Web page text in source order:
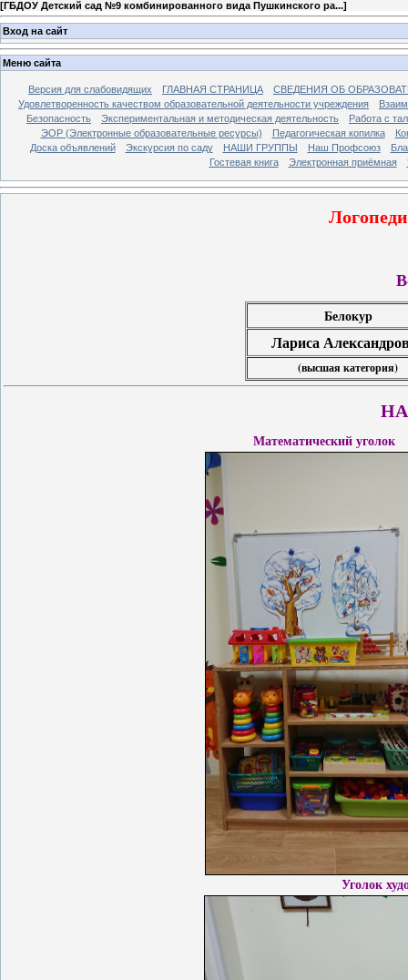
[ГБДОУ Детский сад №9 комбинированного вида Пушкинского ра...]
Вход на сайт
Меню сайта
Версия для слабовидящих ГЛАВНАЯ СТРАНИЦА
СВЕДЕНИЯ ОБ
Удовлетворенность качеством образовательной деятельности учреждения
Безопасность
Экспериментальная и методическая деятельность
Работа с
ЭОР (Электронные образовательные ресурсы)
Педагогическая копилка
Доска объявлений
Экскурсия по саду НАШИ ГРУППЫ Наш Профсоюз
Гостевая книга
Электронная приёмная
Белокур
Лариса
(высшая категория)
Математический уголок
Уголок